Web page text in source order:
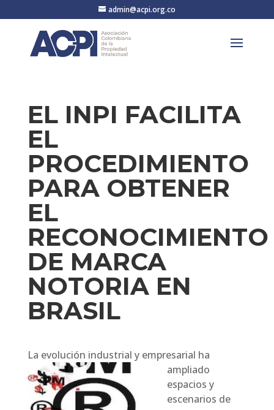
admin@acpi.org.co
EL INPI FACILITA
EL
PROCEDIMIENTO
PARA OBTENER
EL
RECONOCIMIENTO
DE MARCA
NOTORIA EN
BRASIL
La evolución industrial y empresarial ha
ampliado
espacios y
escenarios de